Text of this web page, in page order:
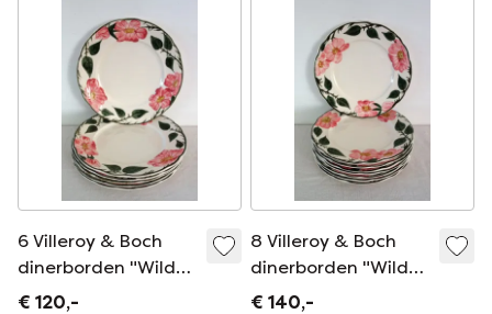
6 Villeroy & Boch
dinerborden "Wild
Rose", 1970
€ 120,-
8 Villeroy & Boch
dinerborden "Wild
Rose", 1970
€ 140,-